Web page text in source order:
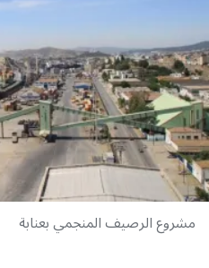
مشروع الرصيف المنجمي بعنابة